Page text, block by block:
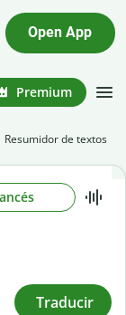
Open App
Premium
Resumidor de textos
Traducir